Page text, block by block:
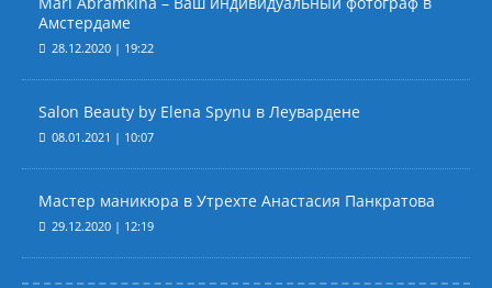
Амстердаме
28.12.2020 | 19:22
Salon Beauty by Elena Spynu в Леувардене
08.01.2021 | 10:07
Мастер маникюра в Утрехте Анастасия Панкратова
29.12.2020 | 12:19